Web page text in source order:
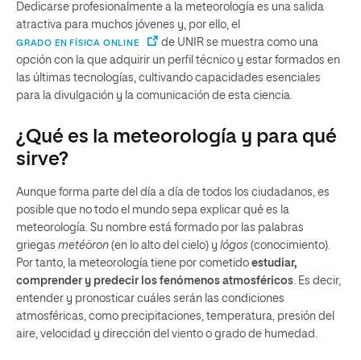
Dedicarse profesionalmente a la meteorología es una salida
atractiva para muchos jóvenes y, por ello, el
GRADO EN FÍSICA ONLINE
de UNIR se muestra como una
opción con la que adquirir un perfil técnico y estar formados en
las últimas tecnologías, cultivando capacidades esenciales
para la divulgación y la comunicación de esta ciencia.
¿Qué es la meteorología y para qué
sirve?
Aunque forma parte del día a día de todos los ciudadanos, es
posible que no todo el mundo sepa explicar qué es la
meteorología. Su nombre está formado por las palabras
griegas metéöron (en lo alto del cielo) y lógos (conocimiento).
Por tanto, la meteorología tiene por cometido estudiar,
comprender y predecir los fenómenos atmosféricos . Es decir,
entender y pronosticar cuáles serán las condiciones
atmosféricas, como precipitaciones, temperatura, presión del
aire, velocidad y dirección del viento o grado de humedad.